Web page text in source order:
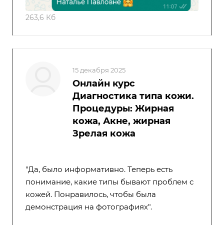
263,6 Кб
15 декабря 2025
Онлайн курс
Диагностика типа кожи.
Процедуры: Жирная
кожа, Акне, жирная
Зрелая кожа
"Да, было информативно. Теперь есть
понимание, какие типы бывают проблем с
кожей. Понравилось, чтобы была
демонстрация на фотографиях".